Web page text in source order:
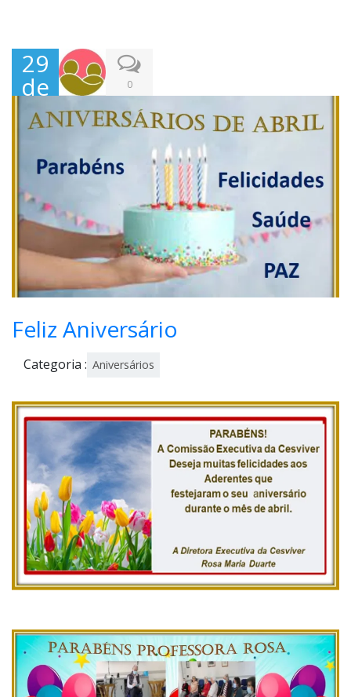
29
de
Abr
il,
202
2
0
Feliz Aniversário
Categoria : Aniversários